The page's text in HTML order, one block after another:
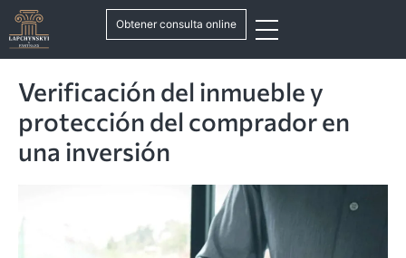
Obtener consulta online
Verificación del inmueble y
protección del comprador en
una inversión